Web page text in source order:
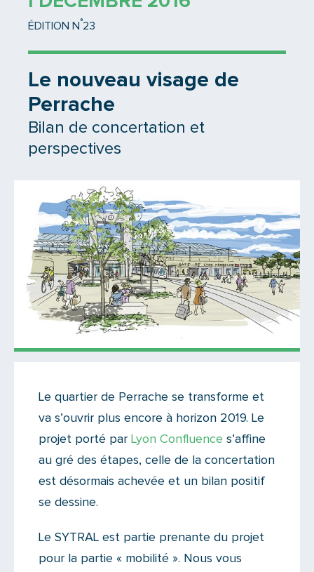
ÉDITION N °23
Le nouveau visage de
Perrache
Bilan de concertation et
perspectives
Il y a 2 commentaires sur cet article
Ajoutez le vôtre
Le quartier de Perrache se transforme et
va s’ouvrir plus encore à horizon 2019. Le
projet porté par Lyon Confluence s’affine
au gré des étapes, celle de la concertation
est désormais achevée et un bilan positif
se dessine.
Le SYTRAL est partie prenante du projet
pour la partie « mobilité ». Nous vous